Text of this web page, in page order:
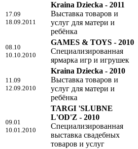
17.09
18.09.2011
Kraina Dziecka - 2011
Выставка товаров и
услуг для матери и
ребёнка
08.10
10.10.2010
GAMES & TOYS - 2010
Специализированная
ярмарка игр и игрушек
11.09
12.09.2010
Kraina Dziecka - 2010
Выставка товаров и
услуг для матери и
ребёнка
09.01
10.01.2010
TARGI 'SLUBNE
L'OD'Z - 2010
Специализированная
выставка свадебных
товаров и услуг